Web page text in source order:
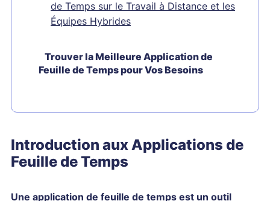
de Temps sur le Travail à Distance et les
Équipes Hybrides
Trouver la Meilleure Application de
Feuille de Temps pour Vos Besoins
Introduction aux Applications de
Feuille de Temps
Une application de feuille de temps est un outil